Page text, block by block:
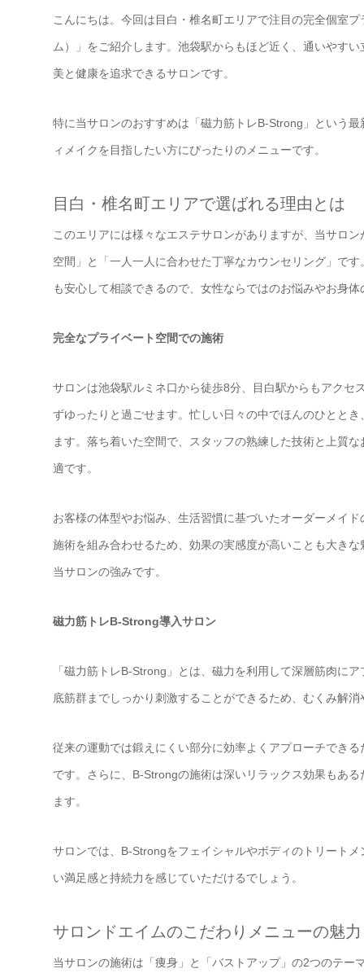
こんにちは。今回は目白・椎名町エリアで注目の完全個室
ム）」をご紹介します。池袋駅からもほど近く、通いやす
美と健康を追求できるサロンです。
特に当サロンのおすすめは「磁力筋トレB-Strong」という
ィメイクを目指したい方にぴったりのメニューです。
目白・椎名町エリアで選ばれる理由とは
このエリアには様々なエステサロンがありますが、当サロ
空間」と「一人一人に合わせた丁寧なカウンセリング」で
も安心して相談できるので、女性ならではのお悩みやお身
完全なプライベート空間での施術
サロンは池袋駅ルミネ口から徒歩8分、目白駅からもアク
ずゆったりと過ごせます。忙しい日々の中でほんのひとと
ます。落ち着いた空間で、スタッフの熟練した技術と上質
適です。
お客様の体型やお悩み、生活習慣に基づいたオーダーメイ
施術を組み合わせるため、効果の実感度が高いことも大き
当サロンの強みです。
磁力筋トレB-Strong導入サロン
「磁力筋トレB-Strong」とは、磁力を利用して深層筋肉に
底筋群までしっかり刺激することができるため、むくみ解
従来の運動では鍛えにくい部分に効率よくアプローチでき
です。さらに、B-Strongの施術は深いリラックス効果もあ
ます。
サロンでは、B-Strongをフェイシャルやボディのトリート
い満足感と持続力を感じていただけるでしょう。
サロンドエイムのこだわりメニューの魅力
当サロンの施術は「痩身」と「バストアップ」の2つのテ